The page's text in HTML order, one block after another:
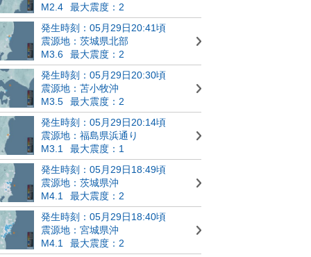
M2.4
最大震度：2
発生時刻：05月29日20:41頃
震源地：茨城県北部
M3.6
最大震度：2
発生時刻：05月29日20:30頃
震源地：苫小牧沖
M3.5
最大震度：2
発生時刻：05月29日20:14頃
震源地：福島県浜通り
M3.1
最大震度：1
発生時刻：05月29日18:49頃
震源地：茨城県沖
M4.1
最大震度：2
発生時刻：05月29日18:40頃
震源地：宮城県沖
M4.1
最大震度：2